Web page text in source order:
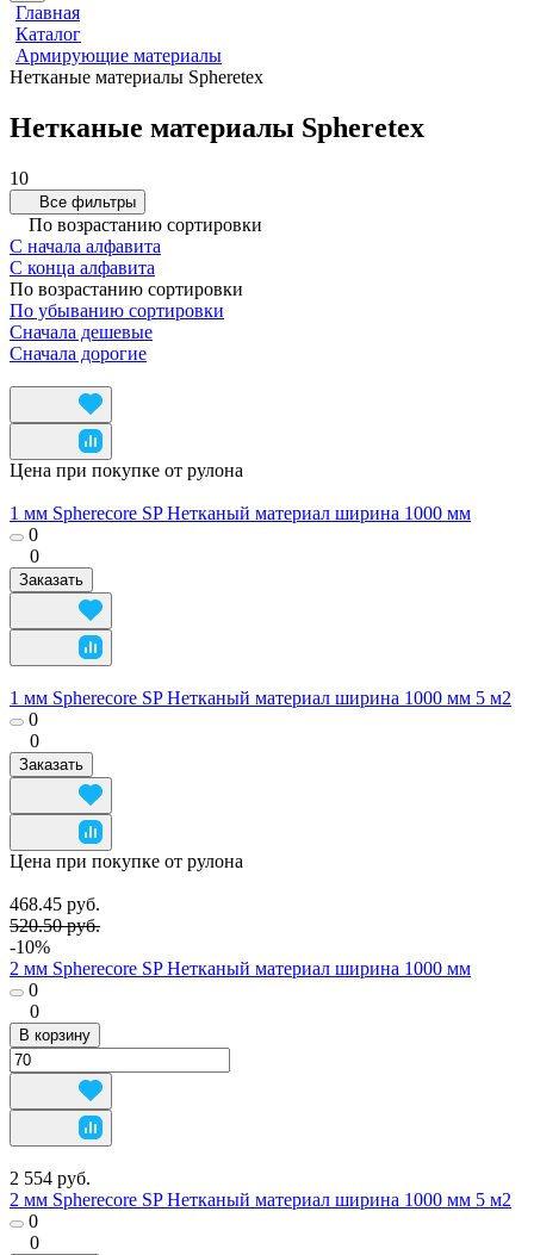
Главная
Каталог
Армирующие материалы
Нетканые материалы Spheretex
Нетканые материалы Spheretex
10
Все фильтры
По возрастанию сортировки
С начала алфавита
С конца алфавита
По возрастанию сортировки
По убыванию сортировки
Сначала дешевые
Сначала дорогие
Цена при покупке от рулона
1 мм Spherecore SP Нетканый материал ширина 1000 мм
0
0
Заказать
1 мм Spherecore SP Нетканый материал ширина 1000 мм 5 м2
0
0
Заказать
Цена при покупке от рулона
468.45 руб.
520.50 руб.
-10%
2 мм Spherecore SP Нетканый материал ширина 1000 мм
0
0
В корзину
2 554 руб.
2 мм Spherecore SP Нетканый материал ширина 1000 мм 5 м2
0
0